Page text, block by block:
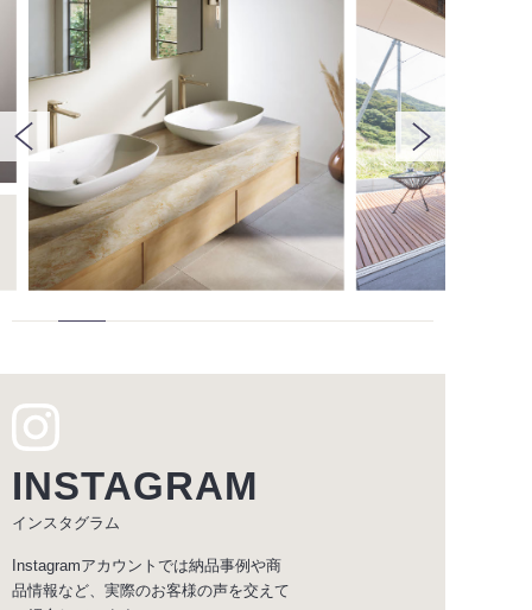
INSTAGRAM
インスタグラム
Instagramアカウントでは納品事例や商
品情報など、実際のお客様の声を交えて